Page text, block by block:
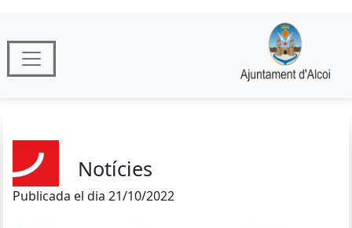
Notícies
Publicada el dia 21/10/2022